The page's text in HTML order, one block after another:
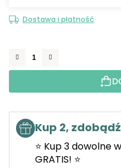
Dostawa i płatność
Kup 2,
⭐ Kup 3 dowolne
GRATIS! ⭐